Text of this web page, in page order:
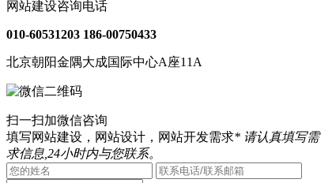
网站建设咨询电话
010-60531203 186-00750433
北京朝阳金隅大成国际中心A座11A
扫一扫加微信咨询
填写网站建设，网站设计，网站开发需求* 请认真填写需
求信息,24小时内与您联系。